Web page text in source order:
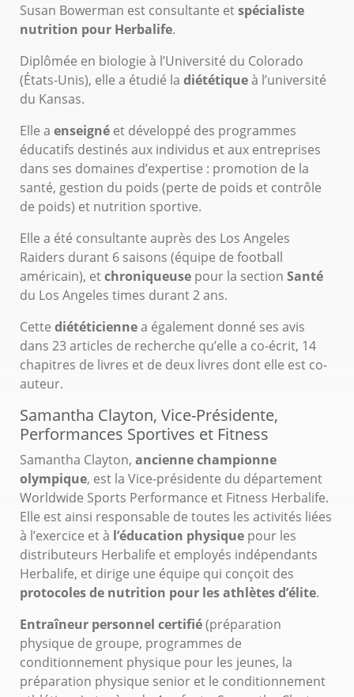
Susan Bowerman est consultante etspécialiste
nutrition pour Herbalife.
Diplômée en biologie à l’Université du Colorado
(États-Unis), elle a étudié la diététiqueà l’université
du Kansas.
Elle a enseigné et développé des programmes
éducatifs destinés aux individus et aux entreprises
dans ses domaines d’expertise : promotion de la
santé, gestion du poids (perte de poids et contrôle
de poids) et nutrition sportive.
Elle a été consultante auprès des Los Angeles
Raiders durant 6 saisons (équipe de football
américain), etchroniqueuse pour la section Santé
du Los Angeles times durant 2 ans.
Cette diététiciennea également donné ses avis
dans 23 articles de recherche qu’elle a co-écrit, 14
chapitres de livres et de deux livres dont elle est co-
auteur.
Samantha Clayton, Vice-Présidente,
Performances Sportives et Fitness
Samantha Clayton, ancienne championne
olympique, est la Vice-présidente du département
Worldwide Sports Performance et Fitness Herbalife.
Elle est ainsi responsable de toutes les activités liées
à l’exercice et à l’éducation physique pour les
distributeurs Herbalife et employés indépendants
Herbalife, et dirige une équipe qui conçoit des
protocoles de nutrition pour les athlètes d’élite.
Entraîneur personnel certifié(préparation
physique de groupe, programmes de
conditionnement physique pour les jeunes, la
préparation physique senior et le conditionnement